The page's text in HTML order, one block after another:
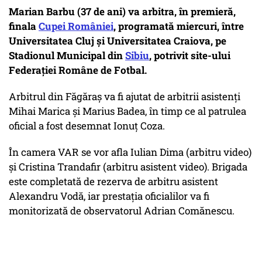
Marian Barbu (37 de ani) va arbitra, în premieră,
finalaCupei României, programată miercuri, între
Universitatea Cluj şi Universitatea Craiova, pe
Stadionul Municipal dinSibiu, potrivit site-ului
Federaţiei Române de Fotbal.
Arbitrul din Făgăraş va fi ajutat de arbitrii asistenţi
Mihai Marica şi Marius Badea, în timp ce al patrulea
oficial a fost desemnat Ionuţ Coza.
În camera VAR se vor afla Iulian Dima (arbitru video)
şi Cristina Trandafir (arbitru asistent video). Brigada
este completată de rezerva de arbitru asistent
Alexandru Vodă, iar prestaţia oficialilor va fi
monitorizată de observatorul Adrian Comănescu.